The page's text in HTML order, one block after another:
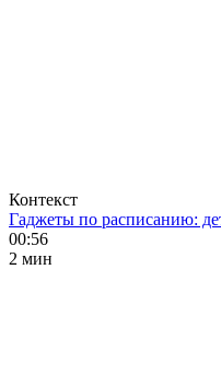
Контекст
Гаджеты по расписанию:
00:56
2 мин